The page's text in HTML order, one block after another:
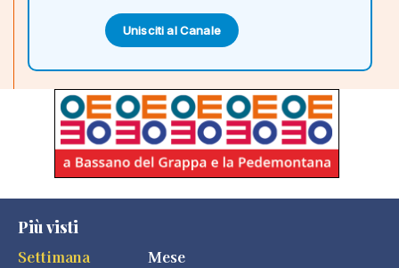
Unisciti al Canale
Più visti
Settimana
Mese